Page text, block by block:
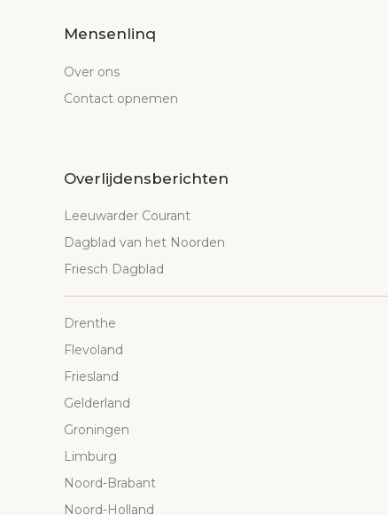
Mensenlinq
Over ons
Contact opnemen
Overlijdensberichten
Leeuwarder Courant
Dagblad van het Noorden
Friesch Dagblad
Drenthe
Flevoland
Friesland
Gelderland
Groningen
Limburg
Noord-Brabant
Noord-Holland